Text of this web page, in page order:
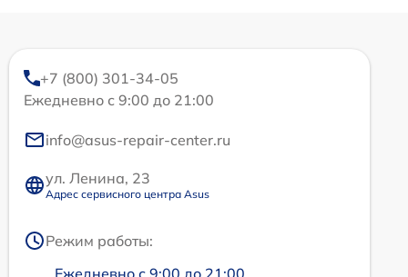
+7 (800) 301-34-05
Ежедневно с 9:00 до 21:00
info@asus-repair-center.ru
ул. Ленина, 23
Адрес сервисного центра Asus
Режим работы: